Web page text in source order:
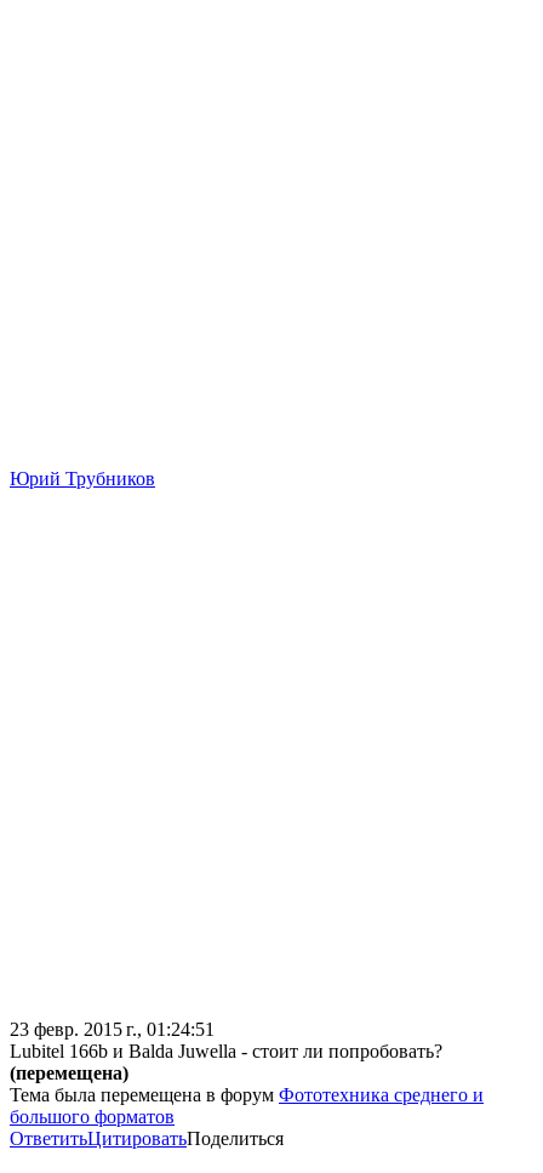
Юрий Трубников
23 февр. 2015 г., 01:24:51
Lubitel 166b и Balda Juwella - стоит ли попробовать?
(перемещена)
Тема была перемещена в форум Фототехника среднего и
большого форматов
ОтветитьЦитироватьПоделиться